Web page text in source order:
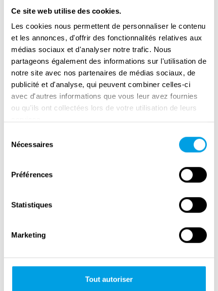
Ce site web utilise des cookies.
Les cookies nous permettent de personnaliser le contenu
et les annonces, d'offrir des fonctionnalités relatives aux
médias sociaux et d'analyser notre trafic. Nous
partageons également des informations sur l'utilisation de
notre site avec nos partenaires de médias sociaux, de
publicité et d'analyse, qui peuvent combiner celles-ci
avec d'autres informations que vous leur avez fournies
ou qu'ils ont collectées lors de votre utilisation de leurs
Nécessaires
Préférences
Statistiques
Marketing
Tout autoriser